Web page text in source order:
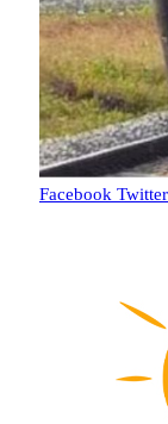
Facebook Twitter